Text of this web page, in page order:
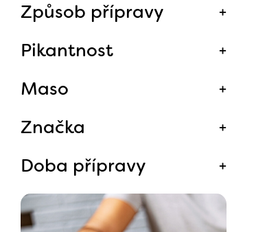
Způsob přípravy
Pikantnost
Maso
Značka
Doba přípravy